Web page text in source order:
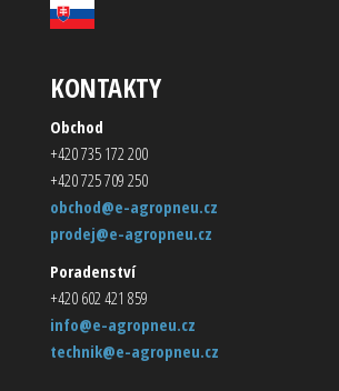
KONTAKTY
Obchod
+420 735 172 200
+420 725 709 250
obchod@e-agropneu.cz
prodej@e-agropneu.cz
Poradenství
+420 602 421 859
info@e-agropneu.cz
technik@e-agropneu.cz